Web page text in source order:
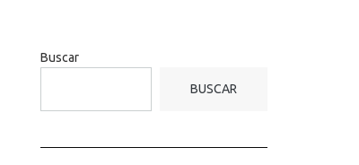
Buscar
BUSCAR